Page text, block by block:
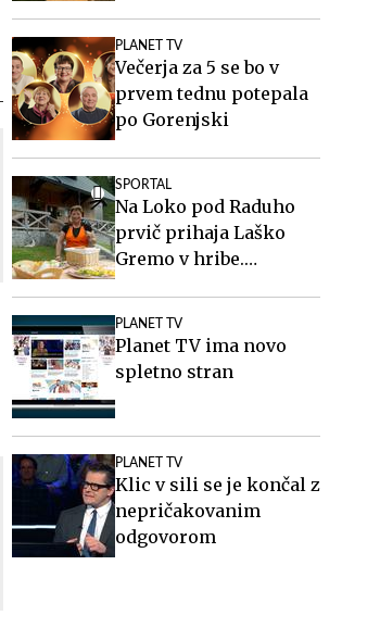
PLANET TV
Večerja za 5 se bo v
prvem tednu potepala
po Gorenjski
SPORTAL
Na Loko pod Raduho
prvič prihaja Laško
Gremo v hribe.
Ločka mati.
PLANET TV
Planet TV ima novo
spletno stran
PLANET TV
Klic v sili se je končal z
nepričakovanim
odgovorom